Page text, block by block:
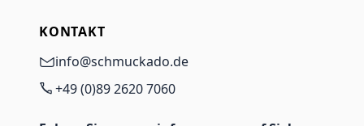
KONTAKT
info@schmuckado.de
+49 (0)89 2620 7060